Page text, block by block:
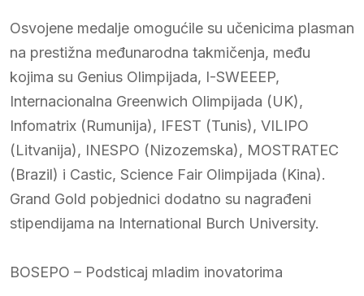
Osvojene medalje omogućile su učenicima plasman
na prestižna međunarodna takmičenja, među
kojima su Genius Olimpijada, I-SWEEEP,
Internacionalna Greenwich Olimpijada (UK),
Infomatrix (Rumunija), IFEST (Tunis), VILIPO
(Litvanija), INESPO (Nizozemska), MOSTRATEC
(Brazil) i Castic, Science Fair Olimpijada (Kina).
Grand Gold pobjednici dodatno su nagrađeni
stipendijama na International Burch University.
BOSEPO – Podsticaj mladim inovatorima